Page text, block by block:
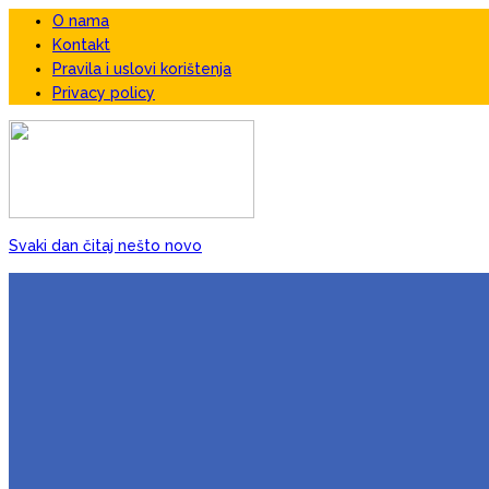
O nama
Kontakt
Pravila i uslovi korištenja
Privacy policy
Svaki dan čitaj nešto novo